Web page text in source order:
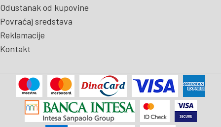
Odustanak od kupovine
Povraćaj sredstava
Reklamacije
Kontakt